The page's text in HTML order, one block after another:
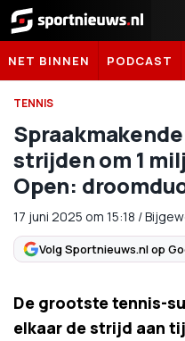
Sportnieuws.nl
NET BINNEN PODCAST
TENNIS
strijden om 1
Open:
17 juni 2025 om 15:18 /
Volg Sportnieuws.nl op
De grootste tennis-
elkaar de strijd aan